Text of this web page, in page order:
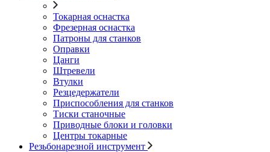
Токарная оснастка
Фрезерная оснастка
Патроны для станков
Оправки
Цанги
Штревели
Втулки
Резцедержатели
Приспособления для станков
Тиски станочные
Приводные блоки и головки
Центры токарные
Резьбонарезной инструмент